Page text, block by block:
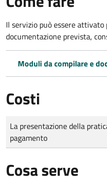
Il servizio può essere
documentazione prevista,
Moduli da compilare e
Costi
Tipo di pagamento
Importo
La presentazione della
pagamento
Cosa serve